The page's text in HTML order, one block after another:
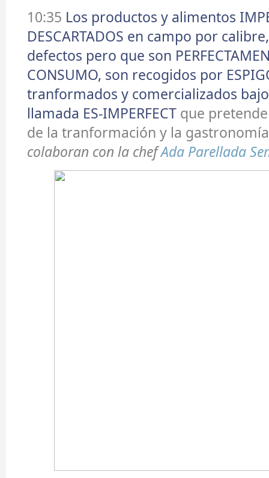
10:35 Los productos y alimentos
DESCARTADOS en campo por
defectos pero que son
CONSUMO, son recogidos por
tranformados y comercializados
llamada ES-IMPERFECT que
de la tranformación y la gastronomía
colaboran con la chefAda Parellada